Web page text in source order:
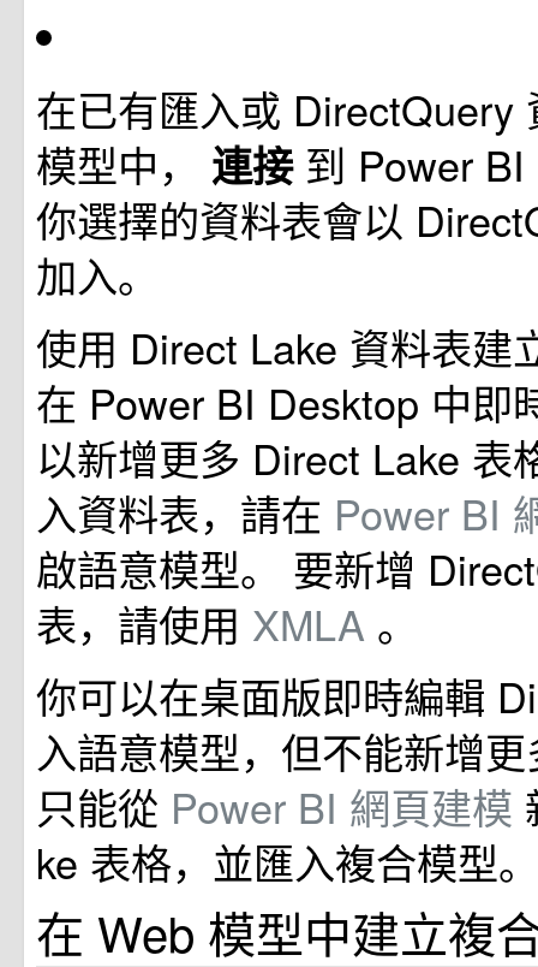
在已有匯入或 DirectQuery
模型中， 連接 到 Power
你選擇的資料表會以
加入。
使用 Direct Lake 資料表建
在 Power BI Desktop 中即
以新增更多 Direct Lake 表
入資料表，請在 Power BI
啟語意模型。 要新增
表，請使用 XMLA 。
你可以在桌面版即時編輯
入語意模型，但不能新增
只能從 Power BI 網頁建模
ke 表格，並匯入複合模型。
在 Web 模型中建立複